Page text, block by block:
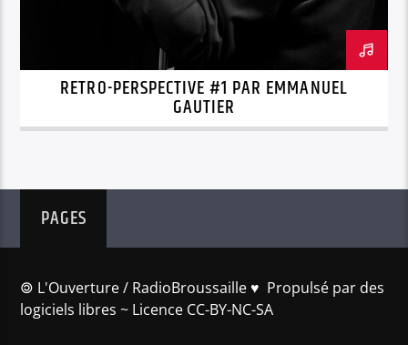
RETRO-PERSPECTIVE #1 PAR EMMANUEL
GAUTIER
PAGES
🄯 L'Ouverture / RadioBroussaille ♥️ Propulsé par des
logiciels libres ~ Licence CC-BY-NC-SA